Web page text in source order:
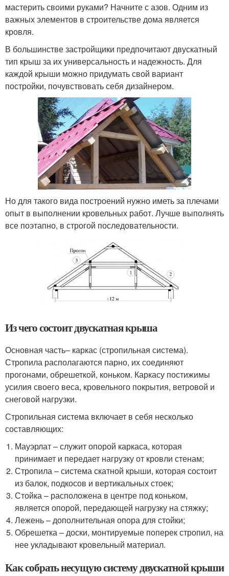
мастерить своими руками? Начните с азов. Одним из
важных элементов в строительстве дома является
кровля.
В большинстве застройщики предпочитают двускатный
тип крыш за их универсальность и надежность. Для
каждой крыши можно придумать свой вариант
постройки, почувствовать себя дизайнером.
Но для такого вида построений нужно иметь за плечами
опыт в выполнении кровельных работ. Лучше выполнять
все поэтапно, в строгой последовательности.
Из чего состоит двускатная крыша
Основная часть– каркас (стропильная система).
Стропила располагаются парно, их соединяют
прогонами, обрешеткой, коньком. Каркасу постижимы
усилия своего веса, кровельного покрытия, ветровой и
снеговой нагрузки.
Стропильная система включает в себя несколько
составляющих:
Мауэрлат – служит опорой каркаса, которая
принимает и передает нагрузку от кровли стенам;
Стропила – система скатной крыши, которая состоит
из балок, подкосов и вертикальных стоек;
Стойка – расположена в центре под коньком,
является опорой, передающей нагрузку на стяжку;
Лежень – дополнительная опора для стойки;
Обрешетка – доски, монтируемые поперек стропил, на
нее укладывают кровельный материал.
Как собрать несущую систему двускатной крыши